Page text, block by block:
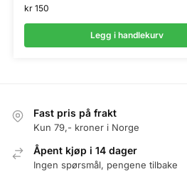
kr150
Legg i handlekurv
Fast pris på frakt
Kun 79,- kroner i Norge
Åpent kjøp i 14 dager
Ingen spørsmål, pengene tilbake